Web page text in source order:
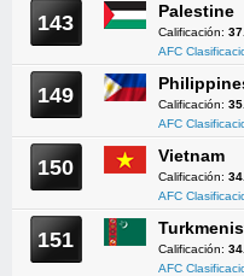
143 Palestine
Calificación:
AFC
149 Calificación:
AFC
150 Vietnam
Calificación:
AFC
151 Calificación:
AFC